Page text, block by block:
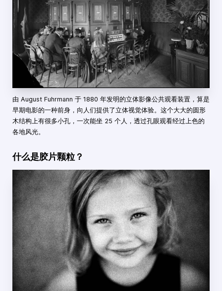
由 August Fuhrmann 于 1880 年发明的立体影像公共观看装置，算是
早期电影的一种前身，向人们提供了立体视觉体验。这个大大的圆形
木结构上有很多小孔，一次能坐 25 个人，透过孔眼观看经过上色的
各地风光。
什么是胶片颗粒？